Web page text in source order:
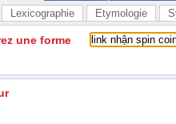
Lexicographie Etymologie
une forme